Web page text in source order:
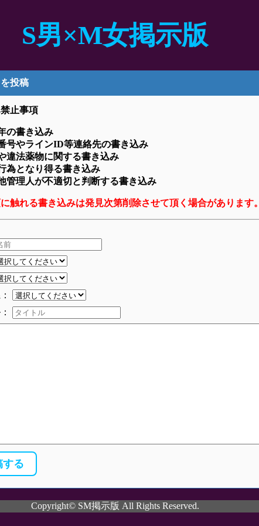
S男×M女掲示版
投稿
止事項
の書き込み
号やラインID等連絡先の書き込み
違法薬物に関する書き込み
為となり得る書き込み
管理人が不適切と判断する書き込み
触れる書き込みは発見次第削除させて頂く場合があります。
Copyright© SM掲示版 All Rights Reserved.